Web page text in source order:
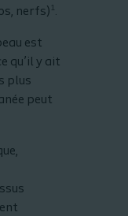
nerfs) 1.
est
qu’il y ait
plus
peut